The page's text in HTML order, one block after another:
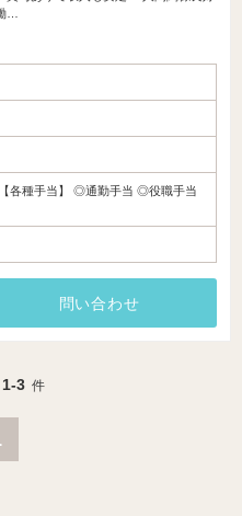
…
各種手当】 ◎通勤手当 ◎役職手当
問い合わせ
1-3 件